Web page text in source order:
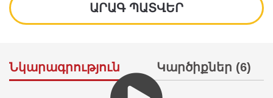
ԱՐԱԳ ՊԱՏՎԵՐ
Նկարագրություն Կարծիքներ (6)